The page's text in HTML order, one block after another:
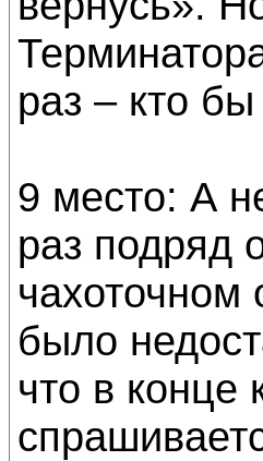
раз – кто
9 место: А
раз подряд
чахоточном
было
что в конце